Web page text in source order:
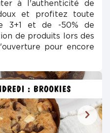
à l'authenticité de
et profitez toute
3+1 et de -50% de
de produits lors des
pour encore